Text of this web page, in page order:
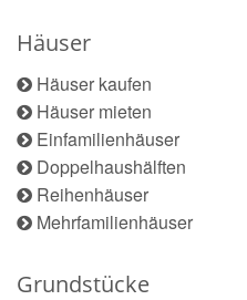
Häuser
Häuser kaufen
Häuser mieten
Einfamilienhäuser
Doppelhaushälften
Reihenhäuser
Mehrfamilienhäuser
Grundstücke